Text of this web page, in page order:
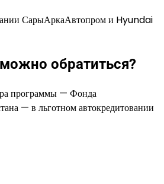
СарыАркаАвтопром и Hyundai
обратиться?
программы — Фонда
— в льготном автокредитовании